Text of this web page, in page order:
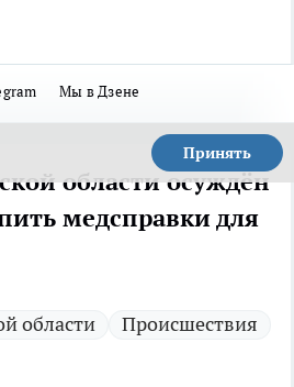
Мы в Дзене
Принять
области осуждён
медсправки для
области Происшествия